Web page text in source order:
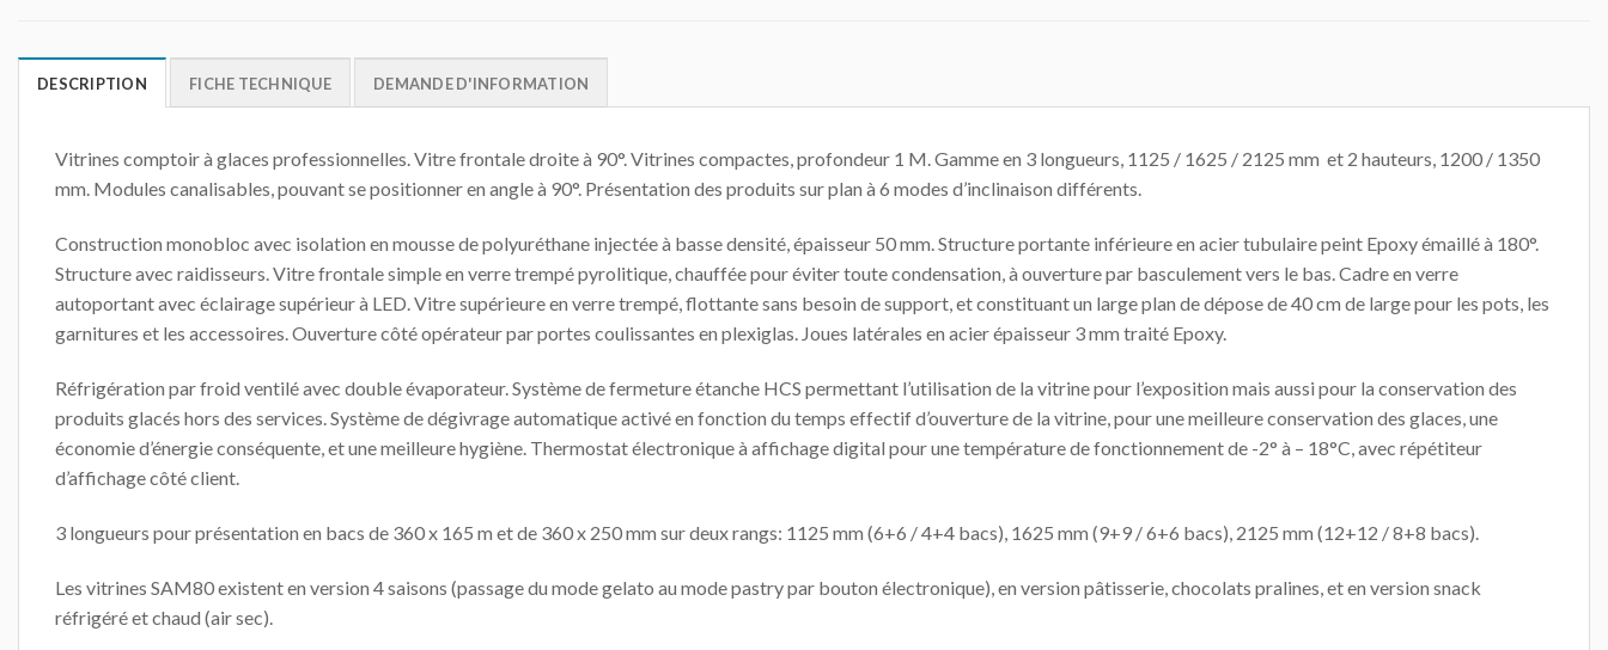
DESCRIPTION FICHE TECHNIQUE DEMANDE D'INFORMATION
Vitrines comptoir à glaces professionnelles. Vitre frontale droite à 90°. Vitrines compactes, profondeur 1 M. Gamme en 3 longueurs, 1125 / 1625 / 2125 mm et 2 hauteurs, 1200 / 1350
mm. Modules canalisables, pouvant se positionner en angle à 90°. Présentation des produits sur plan à 6 modes d’inclinaison différents.
Construction monobloc avec isolation en mousse de polyuréthane injectée à basse densité, épaisseur 50 mm. Structure portante inférieure en acier tubulaire peint Epoxy émaillé à 180°.
Structure avec raidisseurs. Vitre frontale simple en verre trempé pyrolitique, chauffée pour éviter toute condensation, à ouverture par basculement vers le bas. Cadre en verre
autoportant avec éclairage supérieur à LED. Vitre supérieure en verre trempé, flottante sans besoin de support, et constituant un large plan de dépose de 40 cm de large pour les pots, les
garnitures et les accessoires. Ouverture côté opérateur par portes coulissantes en plexiglas. Joues latérales en acier épaisseur 3 mm traité Epoxy.
Réfrigération par froid ventilé avec double évaporateur. Système de fermeture étanche HCS permettant l’utilisation de la vitrine pour l’exposition mais aussi pour la conservation des
produits glacés hors des services. Système de dégivrage automatique activé en fonction du temps effectif d’ouverture de la vitrine, pour une meilleure conservation des glaces, une
économie d’énergie conséquente, et une meilleure hygiène. Thermostat électronique à affichage digital pour une température de fonctionnement de -2° à – 18°C, avec répétiteur
d’affichage côté client.
3 longueurs pour présentation en bacs de 360 x 165 m et de 360 x 250 mm sur deux rangs: 1125 mm (6+6 / 4+4 bacs), 1625 mm (9+9 / 6+6 bacs), 2125 mm (12+12 / 8+8 bacs).
Les vitrines SAM80 existent en version 4 saisons (passage du mode gelato au mode pastry par bouton électronique), en version pâtisserie, chocolats pralines, et en version snack
réfrigéré et chaud (air sec).